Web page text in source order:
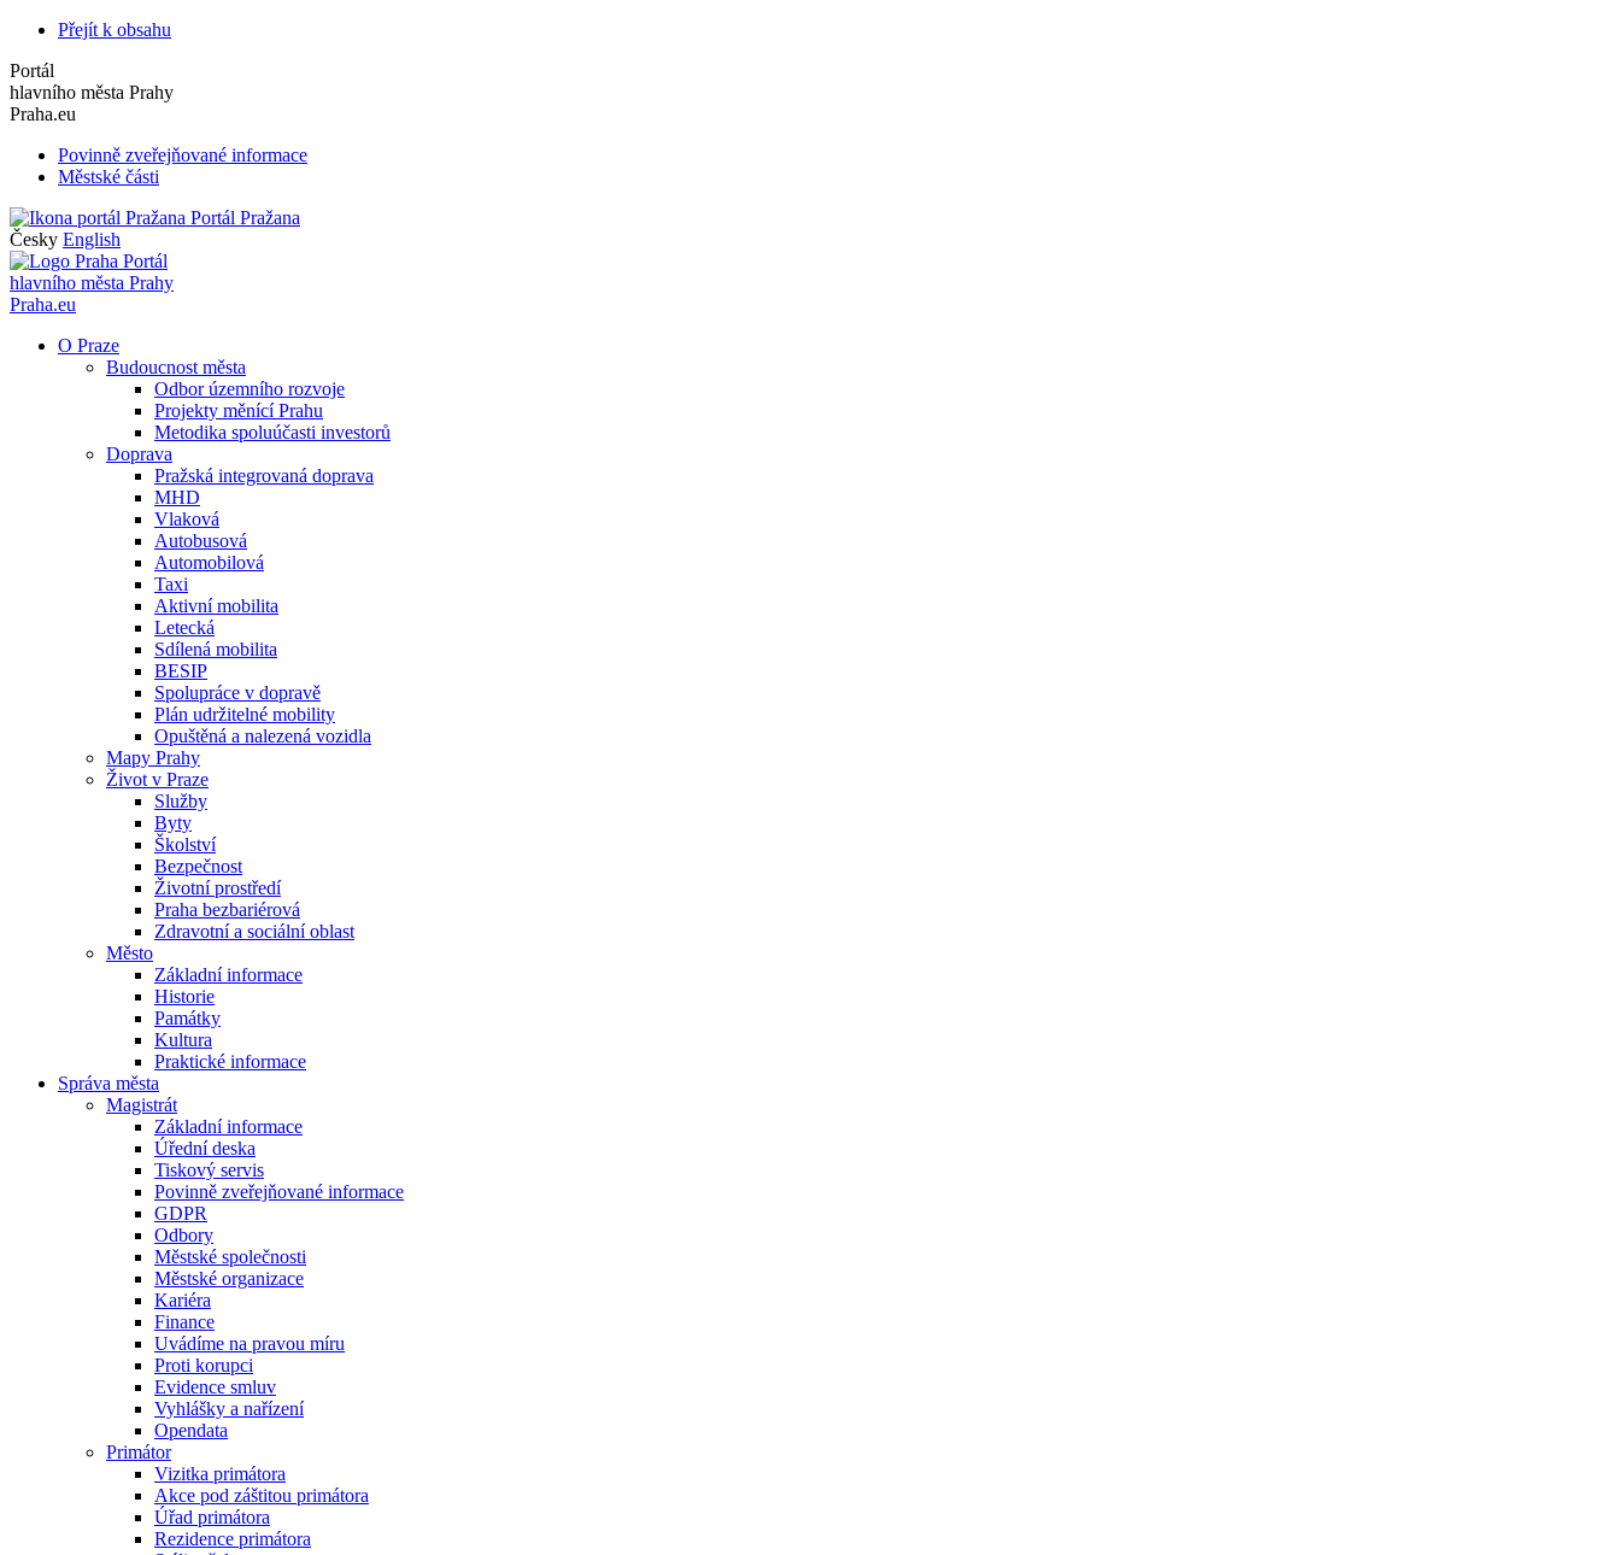
Přejít k obsahu
Portál
hlavního města Prahy
Praha.eu
Povinně zveřejňované informace
Městské části
Portál Pražana
Česky English
Portál
hlavního města Prahy
Praha.eu
O Praze
Budoucnost města
Odbor územního rozvoje
Projekty měnící Prahu
Metodika spoluúčasti investorů
Doprava
Pražská integrovaná doprava
MHD
Vlaková
Autobusová
Automobilová
Taxi
Aktivní mobilita
Letecká
Sdílená mobilita
BESIP
Spolupráce v dopravě
Plán udržitelné mobility
Opuštěná a nalezená vozidla
Mapy Prahy
Život v Praze
Služby
Byty
Školství
Bezpečnost
Životní prostředí
Praha bezbariérová
Zdravotní a sociální oblast
Město
Základní informace
Historie
Památky
Kultura
Praktické informace
Správa města
Magistrát
Základní informace
Úřední deska
Tiskový servis
Povinně zveřejňované informace
GDPR
Odbory
Městské společnosti
Městské organizace
Kariéra
Finance
Uvádíme na pravou míru
Proti korupci
Evidence smluv
Vyhlášky a nařízení
Opendata
Primátor
Vizitka primátora
Akce pod záštitou primátora
Úřad primátora
Rezidence primátora